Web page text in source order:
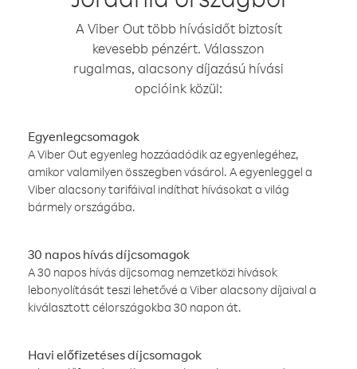
A Viber Out több hívásidőt biztosít
kevesebb pénzért. Válasszon
rugalmas, alacsony díjazású hívási
opcióink közül:
Egyenlegcsomagok
A Viber Out egyenleg hozzáadódik az egyenlegéhez,
amikor valamilyen összegben vásárol. A egyenleggel a
Viber alacsony tarifáival indíthat hívásokat a világ
bármely országába.
30 napos hívás díjcsomagok
A 30 napos hívás díjcsomag nemzetközi hívások
lebonyolítását teszi lehetővé a Viber alacsony díjaival a
kiválasztott célországokba 30 napon át.
Havi előfizetéses díjcsomagok